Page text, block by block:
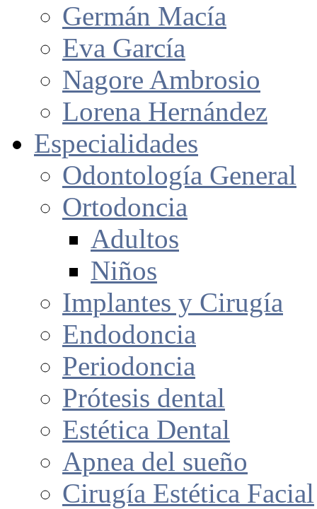
Germán Macía
Eva García
Nagore Ambrosio
Lorena Hernández
Especialidades
Odontología General
Ortodoncia
Adultos
Niños
Implantes y Cirugía
Endodoncia
Periodoncia
Prótesis dental
Estética Dental
Apnea del sueño
Cirugía Estética Facial